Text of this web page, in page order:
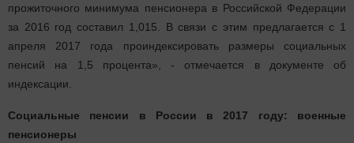
прожиточного минимума пенсионера в Российской Федерации
за 2016 год составил 1,015. В связи с этим предлагается с 1
апреля 2017 года проиндексировать размеры социальных
пенсий на 1,5 процента», - отмечается в документе об
индексации.
Социальные пенсии в России в 2017 году: военные
пенсионеры